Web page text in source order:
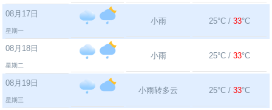
08月17日
星期一
小雨 25°C / 33°C
08月18日
星期二
小雨 25°C / 33°C
08月19日
星期三
小雨转多云 25°C / 33°C